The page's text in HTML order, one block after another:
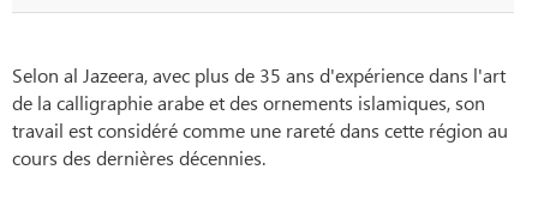
Selon al Jazeera, avec plus de 35 ans d'expérience dans l'art
de la calligraphie arabe et des ornements islamiques, son
travail est considéré comme une rareté dans cette région au
cours des dernières décennies.